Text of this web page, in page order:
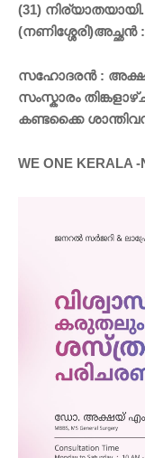
(31)
സഹോദരൻ :
സംസ്കാരം
കണ്ടക്കൈ
WE ONE KERALA -